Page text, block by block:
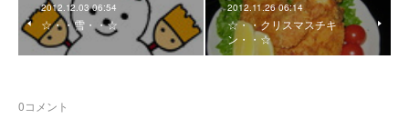
2012.12.03 06:54
☆・・雪・・☆
2012.11.26 06:14
☆・・クリスマスチキ
ン・・☆
0コメント